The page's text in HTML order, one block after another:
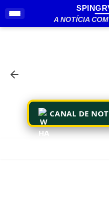
Pular para o
A NOTÍCIA
CANAL DE